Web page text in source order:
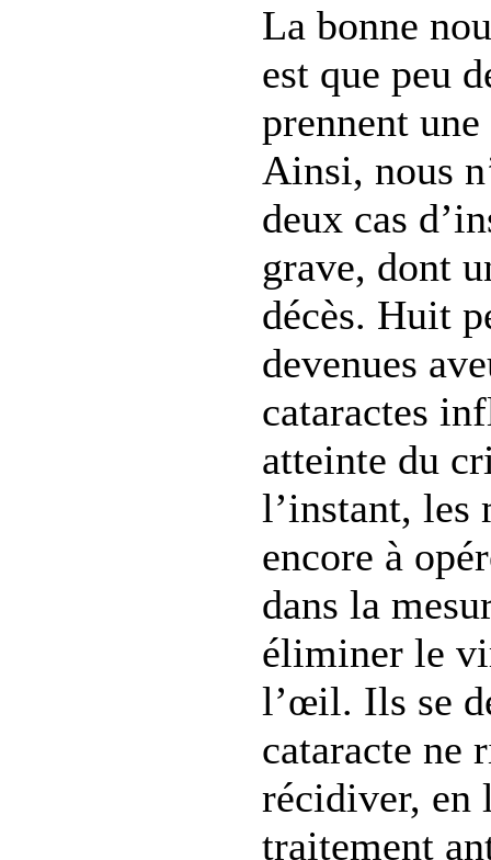
La bonne
est que peu
prennent
Ainsi, nous
deux cas
grave, dont
décès. Huit
devenues
cataractes
atteinte du
l’instant, les
encore à
dans la
éliminer le
l’œil. Ils se
cataracte ne
récidiver, en
traitement